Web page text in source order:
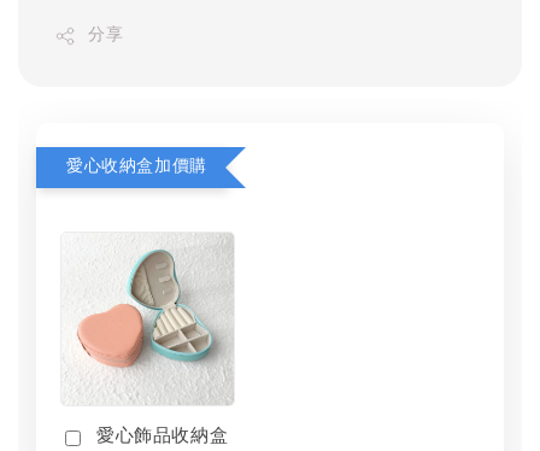
分享
愛心收納盒加價購
愛心飾品收納盒